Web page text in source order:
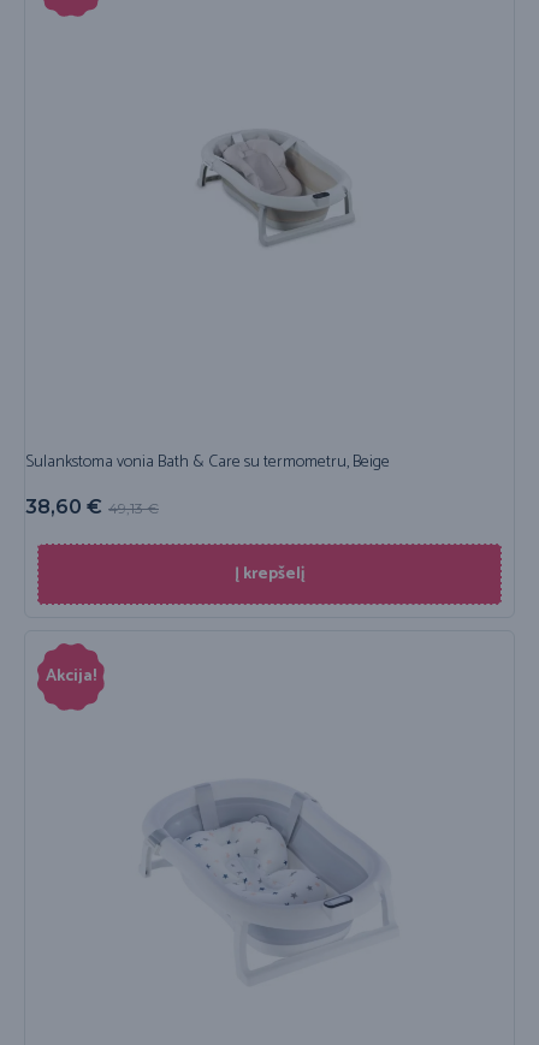
Sulankstoma vonia Bath & Care su termometru, Beige
49,13€
38,60 €
Į krepšelį
Akcija!